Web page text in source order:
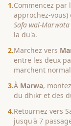
1.Commencez par
approchez-vous)
Safa wal-
la du'a.
2.Marchez vers
entre les deux
marchent
3.À Marwa,
du dhikr et des
4.Retournez vers
jusqu'à 7